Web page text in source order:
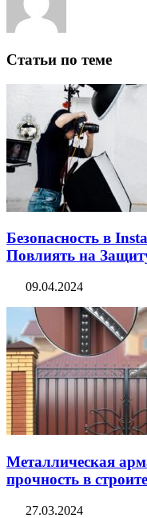
Статьи по теме
Безопасность в
Повлиять на
09.04.2024
Металлическая
прочность в
27.03.2024